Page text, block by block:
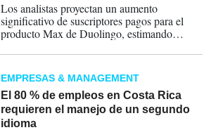
Los analistas proyectan un aumento
significativo de suscriptores pagos para el
producto Max de Duolingo, estimando
del total de suscriptores, y alcanzando los
1.37 millones en 2025, lo que representaría el
11 % del total de suscriptores.
EMPRESAS & MANAGEMENT
El 80 % de empleos en Costa Rica
requieren el manejo de un segundo
idioma